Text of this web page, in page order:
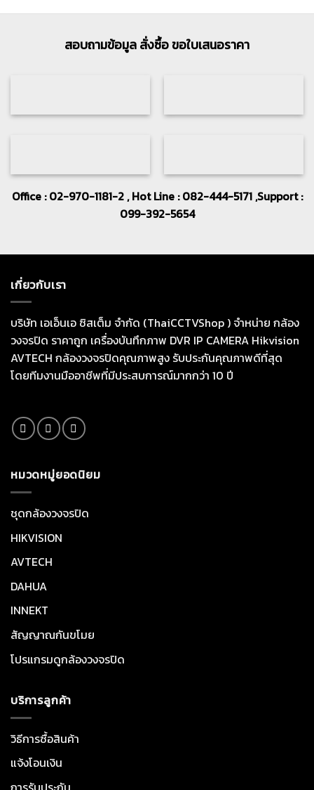
สอบถามข้อมูล สั่งซื้อ ขอใบเสนอราคา
Office : 02-970-1181-2 , Hot Line : 082-444-5171 ,Support :
099-392-5654
เกี่ยวกับเรา
บริษัท เอเอ็นเอ ซิสเต็ม จำกัด (ThaiCCTVShop ) จำหน่าย กล้อง
วงจรปิด ราคาถูก เครื่องบันทึกภาพ DVR IP CAMERA Hikvision
AVTECH กล้องวงจรปิดคุณภาพสูง รับประกันคุณภาพดีที่สุด
โดยทีมงานมืออาชีพที่มีประสบการณ์มากกว่า 10 ปี
หมวดหมู่ยอดนิยม
ชุดกล้องวงจรปิด
HIKVISION
AVTECH
DAHUA
INNEKT
สัญญาณกันขโมย
โปรแกรมดูกล้องวงจรปิด
บริการลูกค้า
วิธีการซื้อสินค้า
แจ้งโอนเงิน